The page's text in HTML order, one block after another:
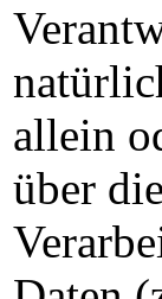
allein
über